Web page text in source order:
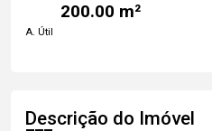
200.00 m²
A. Útil
Descrição do Imóvel